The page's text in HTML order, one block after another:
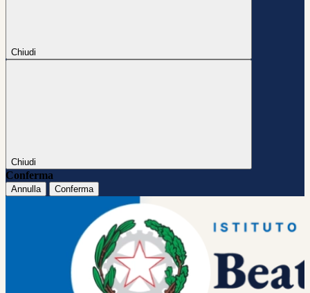
Chiudi
Chiudi
Conferma
Annulla Conferma